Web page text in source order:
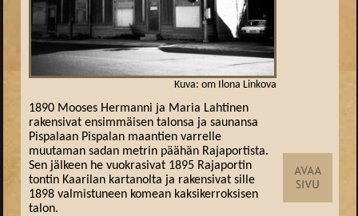
Kuva: om Ilona Linkova
1890 Mooses Hermanni ja Maria Lahtinen
rakensivat ensimmäisen talonsa ja saunansa
Pispalaan Pispalan maantien varrelle
muutaman sadan metrin päähän Rajaportista.
Sen jälkeen he vuokrasivat 1895 Rajaportin
tontin Kaarilan kartanolta ja rakensivat sille
1898 valmistuneen komean kaksikerroksisen
talon.